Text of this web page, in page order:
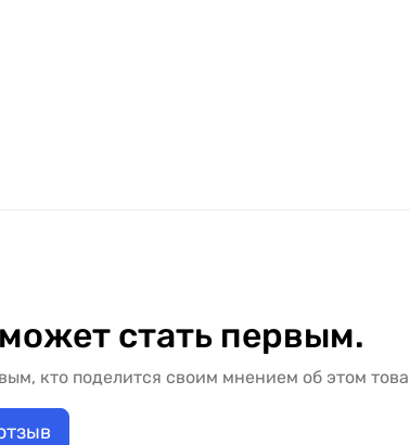
стать первым.
кто поделится своим мнением об этом